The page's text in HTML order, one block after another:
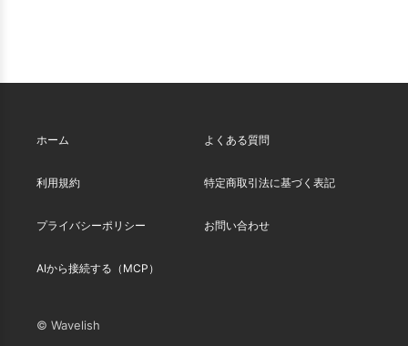
ホーム よくある質問
利用規約 特定商取引法に基づく表記
プライバシーポリシー お問い合わせ
AIから接続する（MCP）
© Wavelish